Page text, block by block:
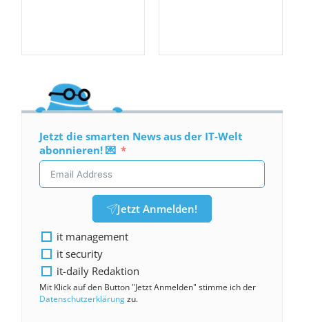
Jetzt die smarten News aus der IT-Welt
abonnieren! 💌
Jetzt Anmelden!
it management
it security
it-daily Redaktion
Mit Klick auf den Button "Jetzt Anmelden" stimme ich der
Datenschutzerklärungzu.